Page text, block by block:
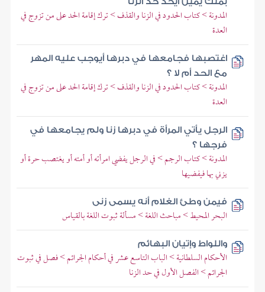
المدونة > كتاب الحدود في الزنا والقذف > ترك إقامة الحد على من تزوج في
العدة
اغتصبها فجامعها في دبرها أيوجب عليه المهر
مع الحد أم لا ؟
المدونة > كتاب الحدود في الزنا والقذف > ترك إقامة الحد على من تزوج في
العدة
الرجل يأتي المرأة في دبرها زنا ولم يجامعها في
فرجها ؟
المدونة > كتاب الرجم > في الرجل يفضي امرأته أو أمته أو يغتصب حرة أو
يزني بها فيفضيها
فيمن وطئ الغلام أنه يسمى زنى
البحر المحيط > مباحث اللغة > مسألة ثبوت اللغة بالقياس
واللواط وإتيان البهائم
الأحكام السلطانية > الباب التاسع عشر في أحكام الجرائم > فصل في ثبوت
الجرائم > الفصل الأول في حد الزنا